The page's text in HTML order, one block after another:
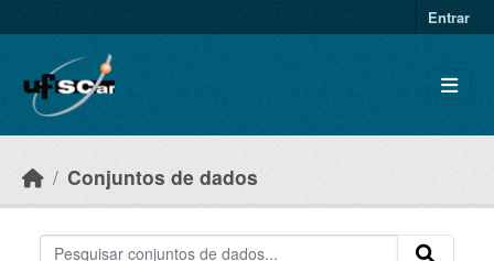
Entrar
Conjuntos de dados